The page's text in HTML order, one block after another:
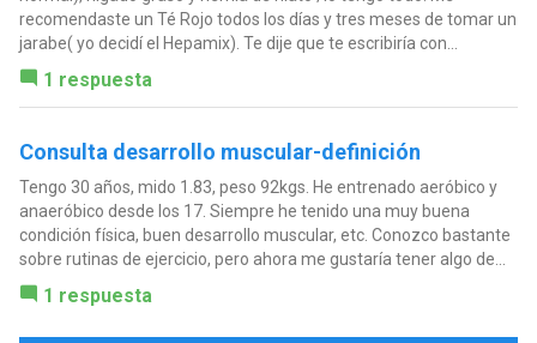
recomendaste un Té Rojo todos los días y tres meses de tomar un
jarabe( yo decidí el Hepamix). Te dije que te escribiría con...
1 respuesta
Consulta desarrollo muscular-definición
Tengo 30 años, mido 1.83, peso 92kgs. He entrenado aeróbico y
anaeróbico desde los 17. Siempre he tenido una muy buena
condición física, buen desarrollo muscular, etc. Conozco bastante
sobre rutinas de ejercicio, pero ahora me gustaría tener algo de...
1 respuesta